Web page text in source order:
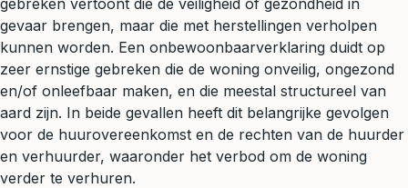
gevaar brengen, maar die met herstellingen verholpen
kunnen worden. Een onbewoonbaarverklaring duidt op
zeer ernstige gebreken die de woning onveilig, ongezond
en/of onleefbaar maken, en die meestal structureel van
aard zijn. In beide gevallen heeft dit belangrijke gevolgen
voor de huurovereenkomst en de rechten van de huurder
en verhuurder, waaronder het verbod om de woning
verder te verhuren.